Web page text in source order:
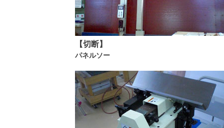
【切断】
パネルソー